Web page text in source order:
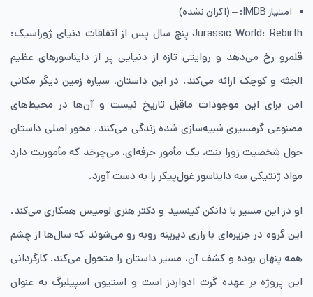
امتیاز IMDB: – (اکران نشده)
Jurassic World: Rebirth پنج سال پس از اتفاقات دنیای ژوراسیک:
قلمرو رخ می‌دهد و روایتی تازه از دنیایی پر از دایناسورهای عظیم
‌الجثه و کوچک ارائه می‌کند. در این داستان، سیاره زمین دیگر مکانی
امن برای این موجودات ماقبل تاریخ نیست و آن‌ها در محیط‌های
مصنوعی گرمسیری شبیه‌سازی ‌شده زندگی می‌کنند. محور اصلی داستان
حول شخصیت زورا بنت، یک مأمور حرفه‌ای، می‌چرخد که مأموریت دارد
مواد ژنتیکی سه دایناسور غول‌پیکر را به دست آورد.
او در این مسیر با دانکن کینسید و دکتر هنری لومیس همکاری می‌کند.
این گروه در جزیره‌ای با رازی دیرینه روبه رو می‌شوند که سال‌ها از چشم
همه پنهان بوده و کشف آن، مسیر داستان را متحول می‌کند. کارگردانی
این پروژه بر عهده گرت ادواردز است و استیون اسپیلبرگ به عنوان